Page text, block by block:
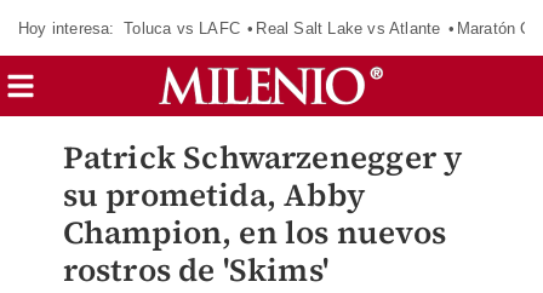
Hoy interesa: Toluca vs LAFC Real Salt Lake vs Atlante Maratón
Patrick Schwarzenegger y
su prometida, Abby
Champion, en los nuevos
rostros de 'Skims'